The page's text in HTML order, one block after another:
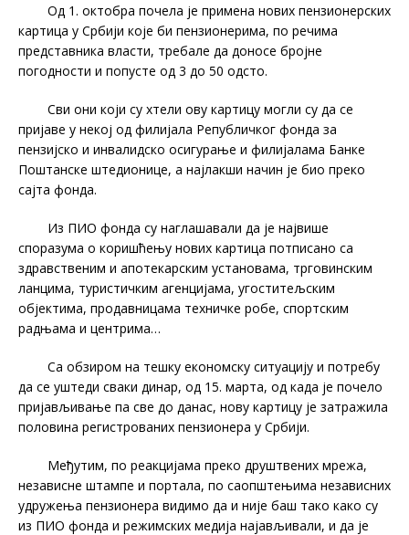
Од 1. октобра почела је примена нових пензионерских
картица у Србији које би пензионерима, по речима
представника власти, требале да доносе бројне
погодности и попусте од 3 до 50 одсто.
Сви они који су хтели ову картицу могли су да се
пријаве у некој од филијала Републичког фонда за
пензијско и инвалидско осигурање и филијалама Банке
Поштанске штедионице, а најлакши начин је био преко
сајта фонда.
Из ПИО фонда су наглашавали да је највише
споразума о коришћењу нових картица потписано са
здравственим и апотекарским установама, трговинским
ланцима, туристичким агенцијама, угоститељским
објектима, продавницама техничке робе, спортским
радњама и центрима…
Са обзиром на тешку економску ситуацију и потребу
да се уштеди сваки динар, од 15. марта, од када је почело
пријављивање па све до данас, нову картицу је затражила
половина регистрованих пензионера у Србији.
Међутим, по реакцијама преко друштвених мрежа,
независне штампе и портала, по саопштењима независних
удружења пензионера видимо да и није баш тако како су
из ПИО фонда и режимских медија најављивали, и да је